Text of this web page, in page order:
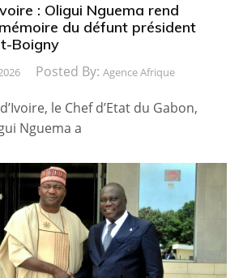
: Oligui Nguema rend
du défunt président
Boigny
Posted By: Agence Afrique
le Chef d’Etat du Gabon,
Nguema a